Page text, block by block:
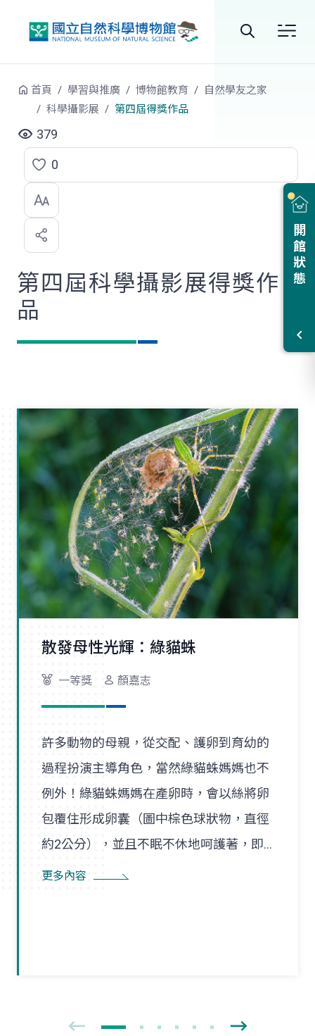
站
開館狀態
首頁 學習與推廣 博物館教育
自然學友之家
科學攝影展
第四屆得獎作品
379
點
選
喜
歡
0
第四屆科學攝影展得獎作
品
散發母性光輝：綠貓蛛
一等獎 顏嘉志
許多動物的母親，從交配、護卵到育幼的
過程扮演主導角色，當然綠貓蛛媽媽也不
例外！綠貓蛛媽媽在產卵時，會以絲將卵
包覆住形成卵囊（圖中棕色球狀物，直徑
約2公分），並且不眠不休地呵護著，即
使尋找食物也是在一定範圍內，隨時防患
更多內容